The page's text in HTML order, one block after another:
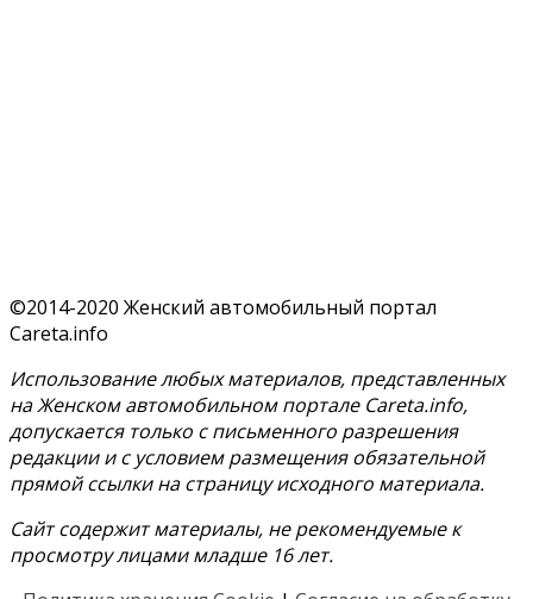
©2014-2020 Женский автомобильный портал
Careta.info
Использование любых материалов, представленных
на Женском автомобильном портале Careta.info,
допускается только с письменного разрешения
редакции и с условием размещения обязательной
прямой ссылки на страницу исходного материала.
Сайт содержит материалы, не рекомендуемые к
просмотру лицами младше 16 лет.